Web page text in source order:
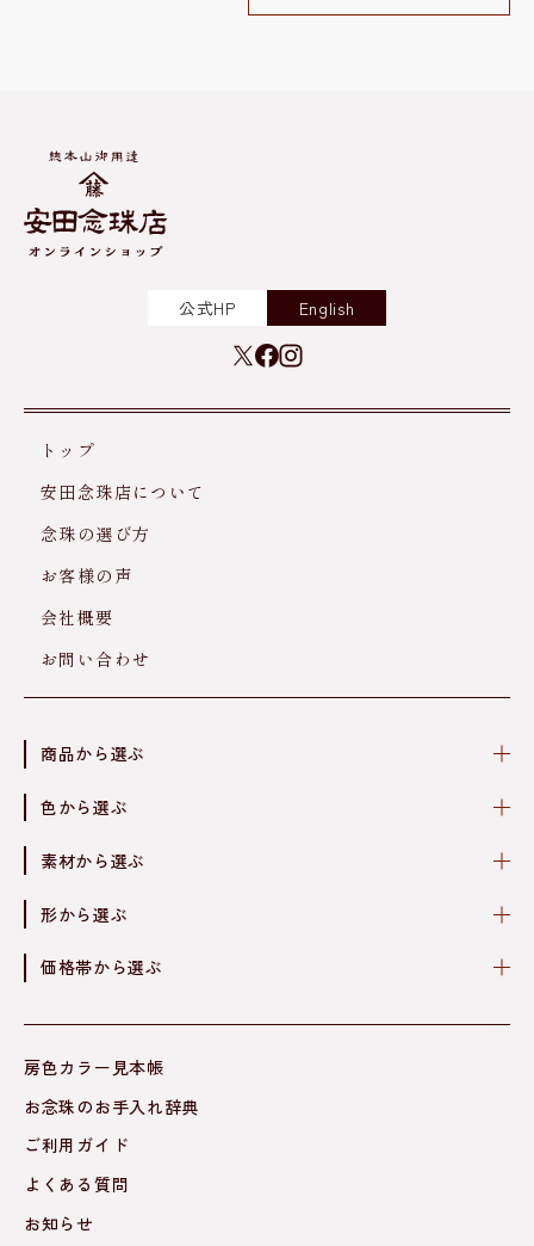
公式HP English
トップ
安田念珠店について
念珠の選び方
お客様の声
会社概要
お問い合わせ
商品から選ぶ
色から選ぶ
素材から選ぶ
形から選ぶ
価格帯から選ぶ
房色カラー見本帳
お念珠のお手入れ辞典
ご利用ガイド
よくある質問
お知らせ